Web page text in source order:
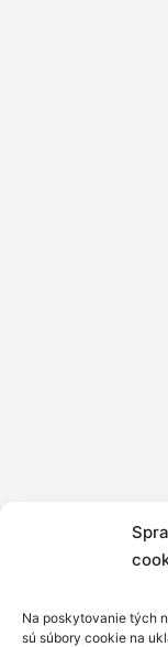
Na poskytovanie tých
sú súbory cookie na